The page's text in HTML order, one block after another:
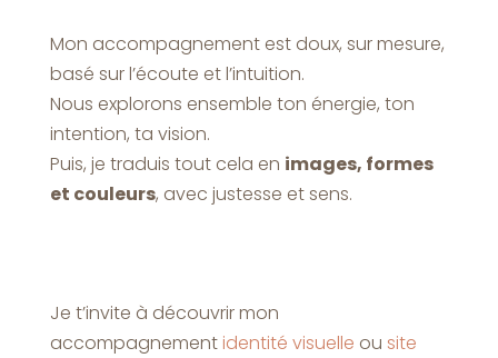
Mon accompagnement est doux, sur mesure,
basé sur l’écoute et l’intuition.
Nous explorons ensemble ton énergie, ton
intention, ta vision.
Puis, je traduis tout cela en images, formes
et couleurs, avec justesse et sens.
Je t’invite à découvrir mon
accompagnementidentité visuelle ou site